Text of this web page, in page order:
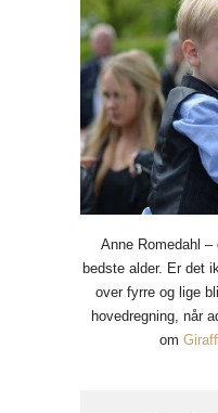
Anne Romedahl
bedste alder. Er det
over fyrre og lige
hovedregning, når
om